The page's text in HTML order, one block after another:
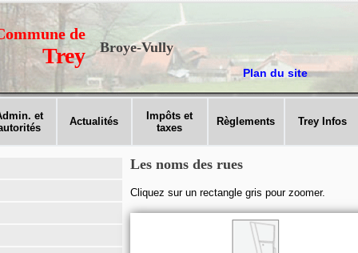
de
Broye-Vully
Trey
Plan du site
et
Actualités
Impôts et
taxes
Règlements Trey Infos
Les noms des rues
Cliquez sur un rectangle gris pour zoomer.